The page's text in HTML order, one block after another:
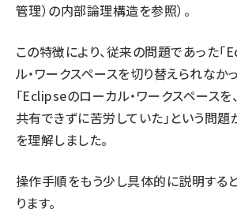
管理）の内部論理構造を参照）。
この特徴により、従来の問題であった
ル・ワークスペースを切り替えられなか
「Eclipseのローカル・ワークスペースを
共有できずに苦労していた」という問
を理解しました。
操作手順をもう少し具体的に説明する
ります。